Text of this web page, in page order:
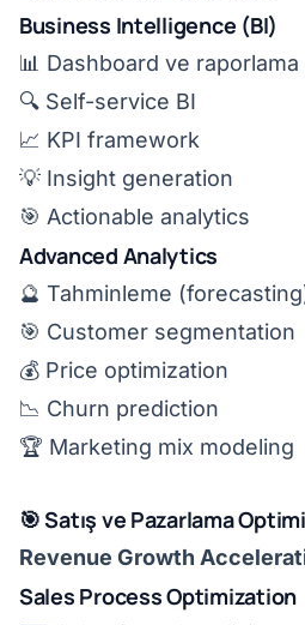
Business Intelligence (BI)
📊 Dashboard ve raporlama
🔍 Self-service BI
📈 KPI framework
💡 Insight generation
🎯 Actionable analytics
Advanced Analytics
🔮 Tahminleme
🎯 Customer segmentation
💰 Price optimization
📉 Churn prediction
🏆 Marketing mix modeling
🎯 Satış ve Pazarlama
Revenue Growth
Sales Process Optimization